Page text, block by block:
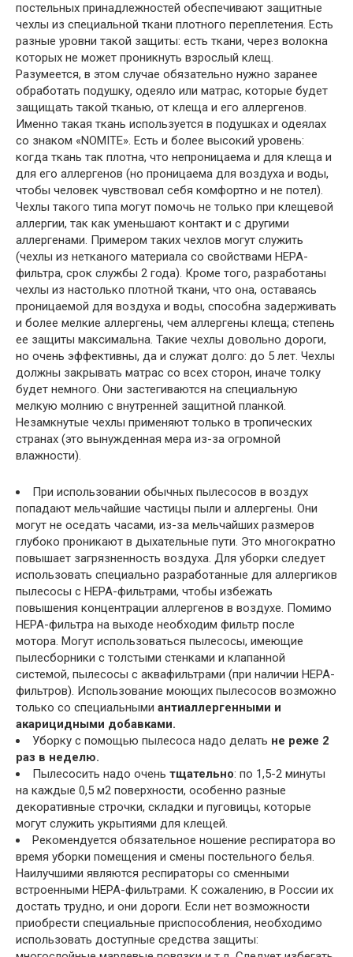
постельных принадлежностей обеспечивают защитные
чехлы из специальной ткани плотного переплетения. Есть
разные уровни такой защиты: есть ткани, через волокна
которых не может проникнуть взрослый клещ.
Разумеется, в этом случае обязательно нужно заранее
обработать подушку, одеяло или матрас, которые будет
защищать такой тканью, от клеща и его аллергенов.
Именно такая ткань используется в подушках и одеялах
со знаком «NOMITE». Есть и более высокий уровень:
когда ткань так плотна, что непроницаема и для клеща и
для его аллергенов (но проницаема для воздуха и воды,
чтобы человек чувствовал себя комфортно и не потел).
Чехлы такого типа могут помочь не только при клещевой
аллергии, так как уменьшают контакт и с другими
аллергенами. Примером таких чехлов могут служить
(чехлы из нетканого материала со свойствами НЕРА-
фильтра, срок службы 2 года). Кроме того, разработаны
чехлы из настолько плотной ткани, что она, оставаясь
проницаемой для воздуха и воды, способна задерживать
и более мелкие аллергены, чем аллергены клеща; степень
ее защиты максимальна. Такие чехлы довольно дороги,
но очень эффективны, да и служат долго: до 5 лет. Чехлы
должны закрывать матрас со всех сторон, иначе толку
будет немного. Они застегиваются на специальную
мелкую молнию с внутренней защитной планкой.
Незамкнутые чехлы применяют только в тропических
странах (это вынужденная мера из-за огромной
влажности).
При использовании обычных пылесосов в воздух
попадают мельчайшие частицы пыли и аллергены. Они
могут не оседать часами, из-за мельчайших размеров
глубоко проникают в дыхательные пути. Это многократно
повышает загрязненность воздуха. Для уборки следует
использовать специально разработанные для аллергиков
пылесосы с НЕРА-фильтрами, чтобы избежать
повышения концентрации аллергенов в воздухе. Помимо
НЕРА-фильтра на выходе необходим фильтр после
мотора. Могут использоваться пылесосы, имеющие
пылесборники с толстыми стенками и клапанной
системой, пылесосы с аквафильтрами (при наличии НЕРА-
фильтров). Использование моющих пылесосов возможно
только со специальными антиаллергенными и
акарицидными добавками.
Уборку с помощью пылесоса надо делать не реже 2
раз в неделю.
Пылесосить надо очень тщательно: по 1,5-2 минуты
на каждые 0,5 м2 поверхности, особенно разные
декоративные строчки, складки и пуговицы, которые
могут служить укрытиями для клещей.
Рекомендуется обязательное ношение респиратора во
время уборки помещения и смены постельного белья.
Наилучшими являются респираторы со сменными
встроенными НЕРА-фильтрами. К сожалению, в России их
достать трудно, и они дороги. Если нет возможности
приобрести специальные приспособления, необходимо
использовать доступные средства защиты: